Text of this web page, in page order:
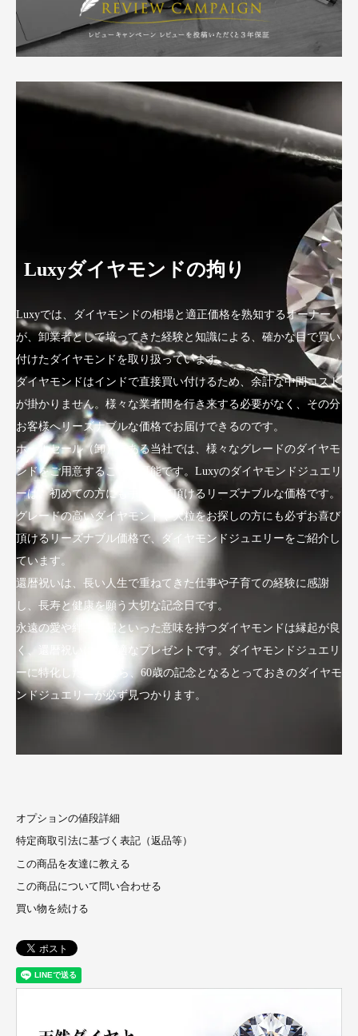
Luxyダイヤモンドの拘り
Luxyでは、ダイヤモンドの相場と適正価格を熟知するオーナー
が、卸業者として培ってきた経験と知識による、確かな目で買い
付けたダイヤモンドを取り扱っています。
ダイヤモンドはインドで直接買い付けるため、余計な中間コスト
が掛かりません。様々な業者間を行き来する必要がなく、その分
お客様へリーズナブルな価格でお届けできるのです。
ホールセール（卸）である当社では、様々なグレードのダイヤモ
ンドをご用意することが可能です。Luxyのダイヤモンドジュエリ
ーは、初めての方にも手にして頂けるリーズナブルな価格です。
グレードの高いダイヤモンドや大粒をお探しの方にも必ずお喜び
頂けるリーズナブル価格で、ダイヤモンドジュエリーをご紹介し
ています。
還暦祝いは、長い人生で重ねてきた仕事や子育ての経験に感謝
し、長寿と健康を願う大切な記念日です。
永遠の愛や絆、不屈といった意味を持つダイヤモンドは縁起が良
く、還暦祝いにも最適なプレゼントです。ダイヤモンドジュエリ
ーに特化したLuxyなら、60歳の記念となるとっておきのダイヤモ
ンドジュエリーが必ず見つかります。
オプションの値段詳細
特定商取引法に基づく表記（返品等）
この商品を友達に教える
この商品について問い合わせる
買い物を続ける